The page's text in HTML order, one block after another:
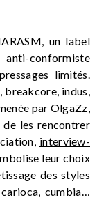
un label
conformiste
limités.
indus,
par OlgaZz,
les rencontrer
interview-
leur choix
des styles
cumbia…